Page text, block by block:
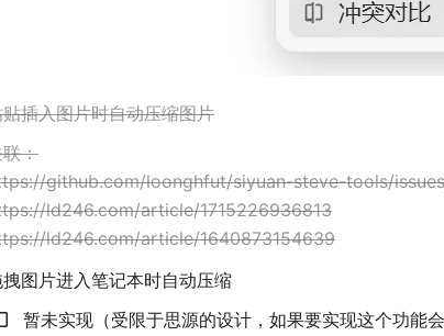
插入图片时自动压缩图片
：
github.com/loonghfut/siyuan-steve-tools/
ld246.com/article/1715226936813
ld246.com/article/1640873154639
图片进入笔记本时自动压缩
暂未实现（受限于思源的设计，如果要实现这个功能